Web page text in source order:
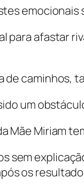
emocionais
para afastar
de caminhos,
um
Mãe Miriam
sem
os